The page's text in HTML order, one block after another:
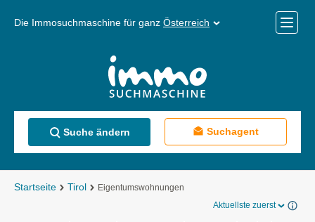
Die Immosuchmaschine für ganz Österreich
Menü
Suche ändern Suchagent
Startseite Tirol
Eigentumswohnungen
Aktuellste zuerst